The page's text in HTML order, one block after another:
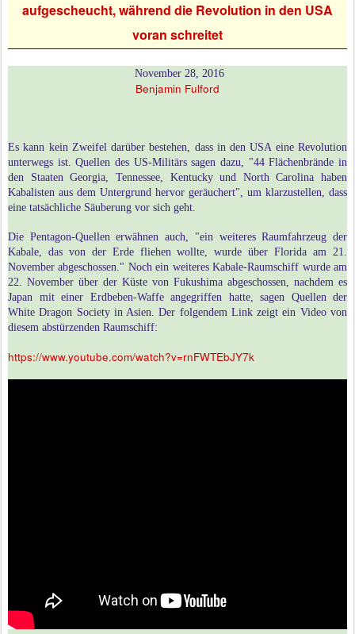
aufgescheucht, während die Revolution in den USA
voran schreitet
November 28, 2016
Benjamin Fulford
Es kann kein Zweifel darüber bestehen, dass in den USA eine Revolution
unterwegs ist. Quellen des US-Militärs sagen dazu, "44 Flächenbrände in
den Staaten Georgia, Tennessee, Kentucky und North Carolina haben
Kabalisten aus dem Untergrund hervor geräuchert", um klarzustellen, dass
eine tatsächliche Säuberung vor sich geht.
Die Pentagon-Quellen erwähnen auch, "ein weiteres Raumfahrzeug der
Kabale, das von der Erde fliehen wollte, wurde über Florida am 21.
November abgeschossen." Noch ein weiteres Kabale-Raumschiff wurde am
22. November über der Küste von Fukushima abgeschossen, nachdem es
Japan mit einer Erdbeben-Waffe angegriffen hatte, sagen Quellen der
White Dragon Society in Asien. Der folgendem Link zeigt ein Video von
diesem abstürzenden Raumschiff:
https://www.youtube.com/watch?v=rnFWTEbJY7k